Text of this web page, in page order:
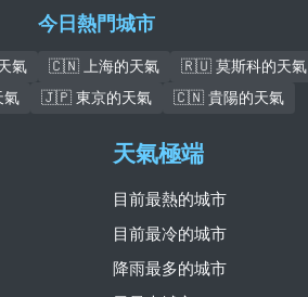
今日熱門城市
氣 🇨🇳 上海的天氣 🇷🇺 莫斯科的天氣
🇯🇵 東京的天氣 🇨🇳 貴陽的天氣
天氣極端
目前最熱的城市
目前最冷的城市
降雨最多的城市